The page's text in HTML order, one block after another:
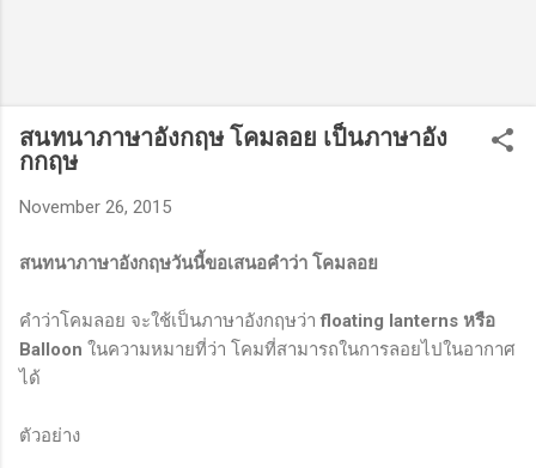
สนทนาภาษาอังกฤษ โคมลอย เป็นภาษาอัง
กกฤษ
November 26, 2015
สนทนาภาษาอังกฤษวันนี้ขอเสนอคำว่า โคมลอย
คำว่าโคมลอย จะใช้เป็นภาษาอังกฤษว่าfloating lanterns หรือ
Balloon ในความหมายที่ว่า โคมที่สามารถในการลอยไปในอากาศ
ได้
ตัวอย่าง